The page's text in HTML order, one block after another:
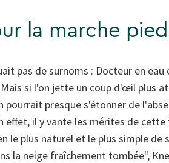
la marche
pas de surnoms : Docteur en
si l'on jette un coup d'œil plus
pourrait presque s'étonner de
effet, il y vante les mérites de
le plus naturel et le plus simple de
la neige fraîchement tombée",